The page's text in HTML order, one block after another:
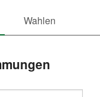
Wahlen